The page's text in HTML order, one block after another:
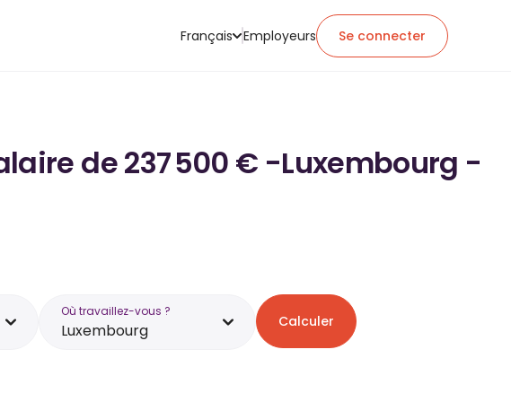
Français Employeurs Se connecter
de 237 500 € -Luxembourg -
Où travaillez-vous ?
Luxembourg Calculer